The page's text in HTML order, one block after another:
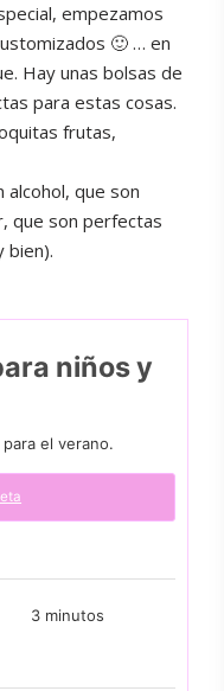
empezamos
🙂 … en
Hay unas bolsas de
para estas cosas.
frutas,
alcohol, que son
que son perfectas
bien).
niños y
el verano.
3minutos
minutos